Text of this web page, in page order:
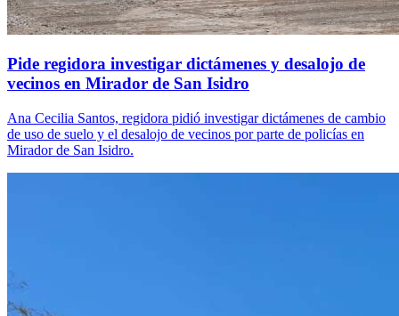
Pide regidora investigar dictámenes y desalojo de
vecinos en Mirador de San Isidro
Ana Cecilia Santos, regidora pidió investigar dictámenes de cambio
de uso de suelo y el desalojo de vecinos por parte de policías en
Mirador de San Isidro.